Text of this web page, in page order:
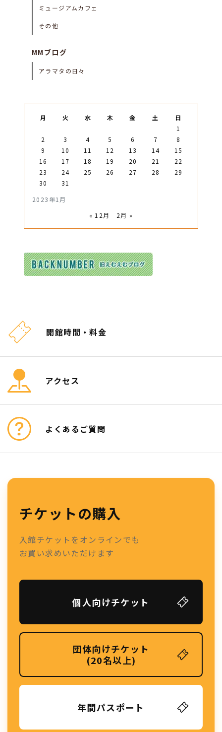
ミュージアムカフェ
その他
MMブログ
アラマタの日々
2023年1月
月 火 水 木 金 土
日
1
2
3 4 5 6 7
8
9
10 11 12 13 14
15
16
17 18 19 20 21
22
23
24 25 26 27 28
29
30
31
« 12月 2月 »
開館時間・料金
アクセス
よくあるご質問
チケットの購入
入館チケットをオンラインでも
お買い求めいただけます
個人向けチケット
団体向けチケット
(20名以上)
年間パスポート